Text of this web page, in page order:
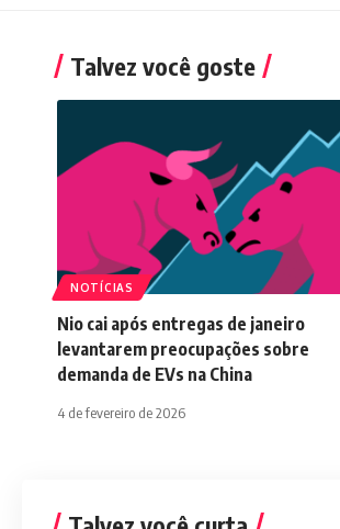
Talvez você goste
NOTÍCIAS
Nio cai após entregas de janeiro
levantarem preocupações sobre
demanda de EVs na China
4 de fevereiro de 2026